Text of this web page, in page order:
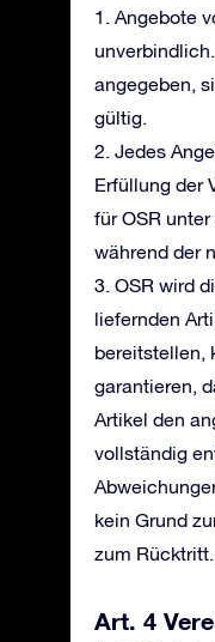
1. Angebote
angegeben,
gültig.
2. Jedes
Erfüllung der
für OSR
während der
3. OSR wird
liefernden
bereitstellen,
garantieren,
Artikel den
vollständig
kein Grund
zum Rücktritt.
Art. 4